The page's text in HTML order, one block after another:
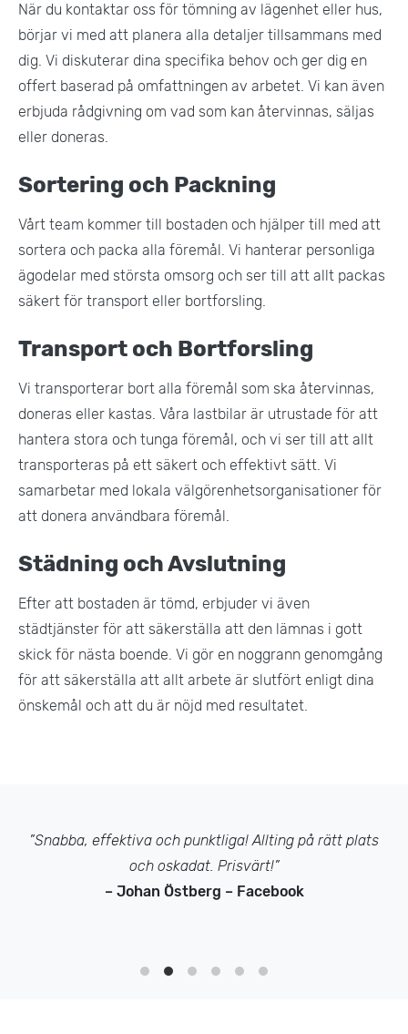
När du kontaktar oss för tömning av lägenhet eller hus,
börjar vi med att planera alla detaljer tillsammans med
dig. Vi diskuterar dina specifika behov och ger dig en
offert baserad på omfattningen av arbetet. Vi kan även
erbjuda rådgivning om vad som kan återvinnas, säljas
eller doneras.
Sortering och Packning
Vårt team kommer till bostaden och hjälper till med att
sortera och packa alla föremål. Vi hanterar personliga
ägodelar med största omsorg och ser till att allt packas
säkert för transport eller bortforsling.
Transport och Bortforsling
Vi transporterar bort alla föremål som ska återvinnas,
doneras eller kastas. Våra lastbilar är utrustade för att
hantera stora och tunga föremål, och vi ser till att allt
transporteras på ett säkert och effektivt sätt. Vi
samarbetar med lokala välgörenhetsorganisationer för
att donera användbara föremål.
Städning och Avslutning
Efter att bostaden är tömd, erbjuder vi även
städtjänster för att säkerställa att den lämnas i gott
skick för nästa boende. Vi gör en noggrann genomgång
för att säkerställa att allt arbete är slutfört enligt dina
önskemål och att du är nöjd med resultatet​.
”Snabba, effektiva och punktliga! Allting på rätt plats
och oskadat. Prisvärt!”
– Johan Östberg – Facebook